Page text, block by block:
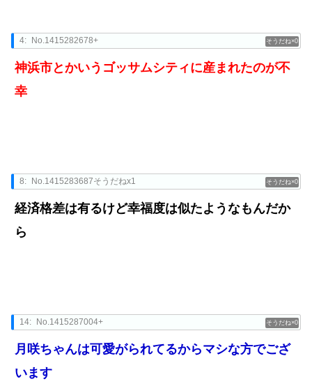
0
4: No.1415282678+
神浜市とかいうゴッサムシティに産まれたのが不
幸
0
8: No.1415283687そうだねx1
経済格差は有るけど幸福度は似たようなもんだか
ら
0
14: No.1415287004+
月咲ちゃんは可愛がられてるからマシな方でござ
います